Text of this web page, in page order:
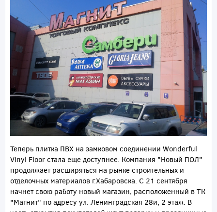
Теперь плитка ПВХ на замковом соединении Wonderful
Vinyl Floor стала еще доступнее. Компания "Новый ПОЛ"
продолжает расширяться на рынке строительных и
отделочных материалов г.Хабаровска. С 21 сентября
начнет свою работу новый магазин, расположенный в ТК
"Магнит" по адресу ул. Ленинградская 28и, 2 этаж. В